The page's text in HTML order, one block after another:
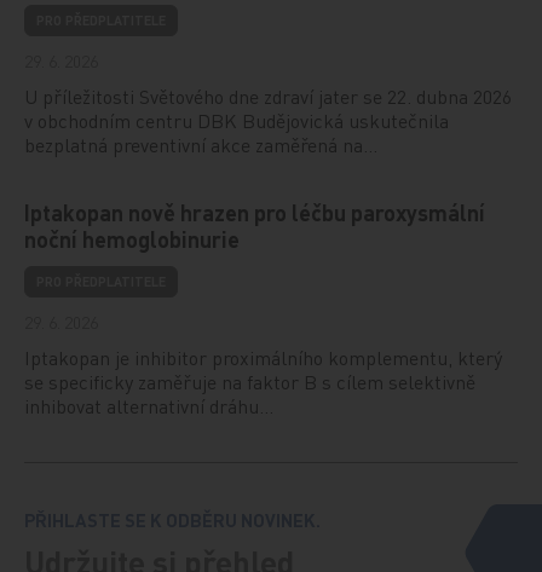
U příležitosti Světového dne zdraví jater se 22. dubna 2026
v obchodním centru DBK Budějovická uskutečnila
bezplatná preventivní akce zaměřená na…
Iptakopan nově hrazen pro léčbu paroxysmální
noční hemoglobinurie
Iptakopan je inhibitor proximálního komplementu, který
se specificky zaměřuje na faktor B s cílem selektivně
inhibovat alternativní dráhu…